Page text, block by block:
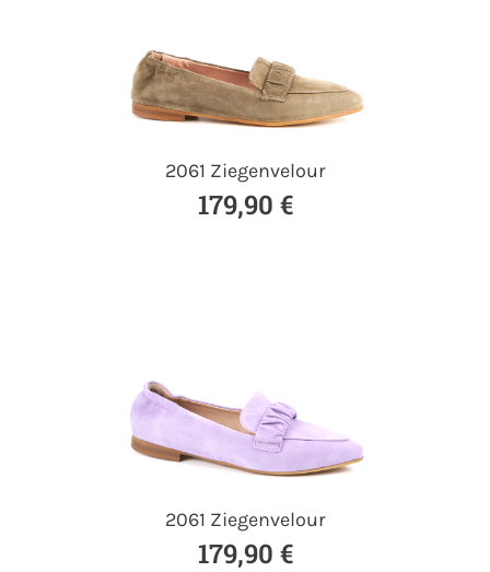
2061 Ziegenvelour
179,90 €
2061 Ziegenvelour
179,90 €